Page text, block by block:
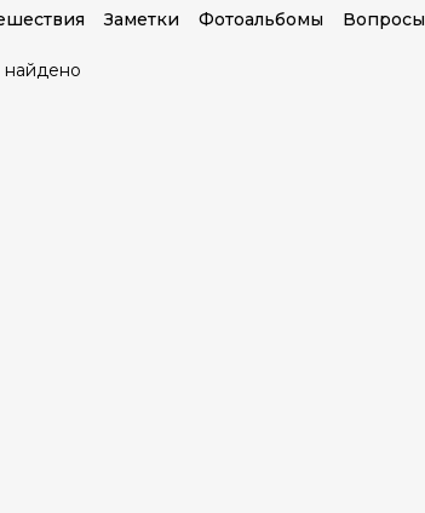
Заметки Фотоальбомы Вопросы
найдено